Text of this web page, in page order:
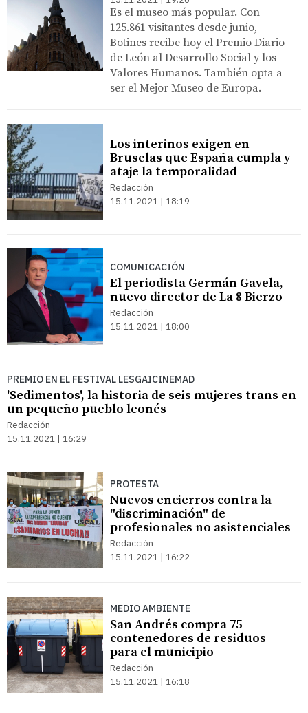
Es el museo más popular. Con
125.861 visitantes desde junio,
Botines recibe hoy el Premio Diario
de León al Desarrollo Social y los
Valores Humanos. También opta a
ser el Mejor Museo de Europa.
Los interinos exigen en
Bruselas que España cumpla y
ataje la temporalidad
Redacción
15.11.2021 | 18:19
COMUNICACIÓN
El periodista Germán Gavela,
nuevo director de La 8 Bierzo
Redacción
15.11.2021 | 18:00
PREMIO EN EL FESTIVAL LESGAICINEMAD
'Sedimentos', la historia de seis mujeres trans en
un pequeño pueblo leonés
Redacción
15.11.2021 | 16:29
PROTESTA
Nuevos encierros contra la
"discriminación" de
profesionales no asistenciales
Redacción
15.11.2021 | 16:22
MEDIO AMBIENTE
San Andrés compra 75
contenedores de residuos
para el municipio
Redacción
15.11.2021 | 16:18